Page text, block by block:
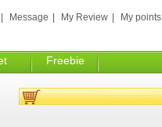
Freebie
Message My Review My points